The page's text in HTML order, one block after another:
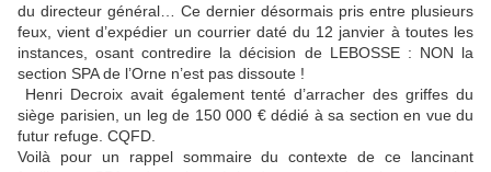
du directeur général… Ce dernier désormais pris entre plusieurs
feux, vient d’expédier un courrier daté du 12 janvier à toutes les
instances, osant contredire la décision de LEBOSSE : NON la
section SPA de l’Orne n’est pas dissoute !
Henri Decroix avait également tenté d’arracher des griffes du
siège parisien, un leg de 150 000 € dédié à sa section en vue du
futur refuge. CQFD.
Voilà pour un rappel sommaire du contexte de ce lancinant